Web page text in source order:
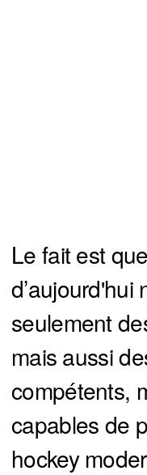
Le fait est
d’aujourd'hui
seulement
mais aussi
compétents,
capables de
hockey